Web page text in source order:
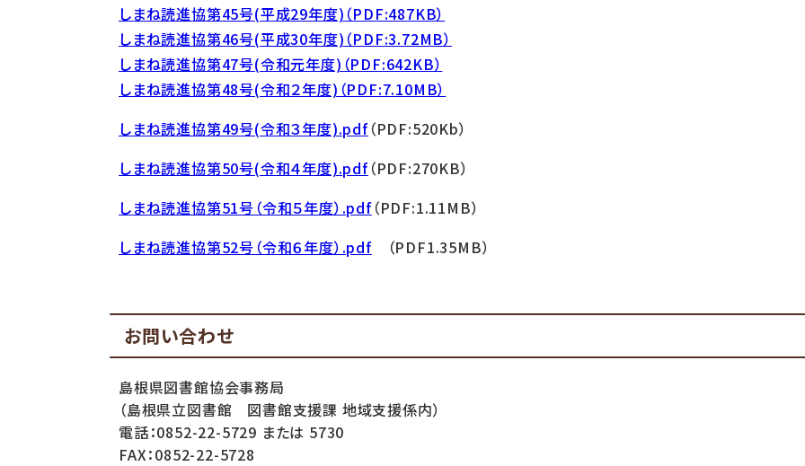
しまね読進協第45号(平成29年度)（PDF:487KB）
しまね読進協第46号(平成30年度)（PDF:3.72MB）
しまね読進協第47号(令和元年度)（PDF:642KB）
しまね読進協第48号(令和２年度)（PDF:7.10MB）
しまね読進協第49号(令和３年度).pdf（PDF:520Kb）
しまね読進協第50号(令和４年度).pdf（PDF:270KB）
しまね読進協第51号（令和５年度）.pdf（PDF:1.11MB）
しまね読進協第52号（令和６年度）.pdf（PDF1.35MB）
お問い合わせ
島根県図書館協会事務局
（島根県立図書館 図書館支援課 地域支援係内）
電話：0852-22-5729 または 5730
FAX：0852-22-5728